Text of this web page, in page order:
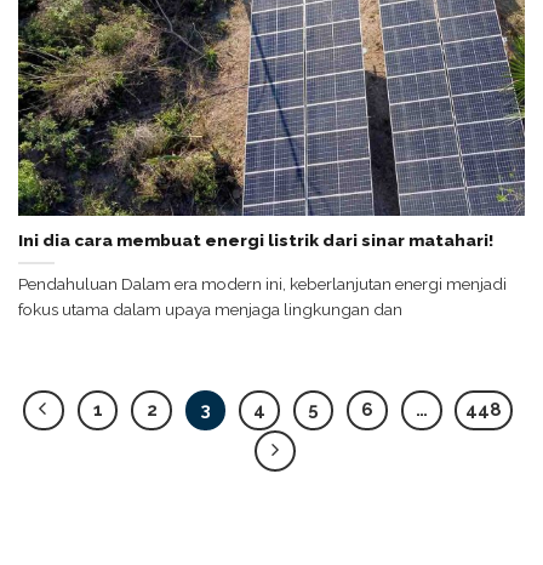
Ini dia cara membuat energi listrik dari sinar matahari!
Pendahuluan Dalam era modern ini, keberlanjutan energi menjadi
fokus utama dalam upaya menjaga lingkungan dan
1 2 3 4 5 6 … 448